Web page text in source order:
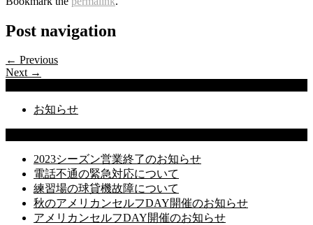
Post navigation
← Previous
Next →
お知らせ
2023シーズン営業終了のお知らせ
電話不通の緊急対応について
練習場の球貸機故障について
秋のアメリカンセルフDAY開催のお知らせ
アメリカンセルフDAY開催のお知らせ